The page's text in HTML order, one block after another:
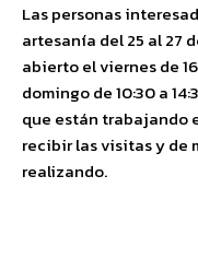
Las personas
artesanía del 25 al 27
abierto el viernes de
domingo de 10:30 a
que están trabajando
recibir las visitas y de
realizando.